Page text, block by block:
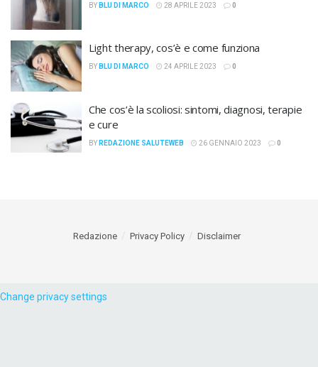
BY BLU DI MARCO 28 APRILE 2023 0
Light therapy, cos’è e come funziona
BY BLU DI MARCO 24 APRILE 2023 0
Che cos’è la scoliosi: sintomi, diagnosi, terapie
e cure
BY REDAZIONE SALUTEWEB 26 GENNAIO 2023 0
Redazione Privacy Policy Disclaimer
Change privacy settings